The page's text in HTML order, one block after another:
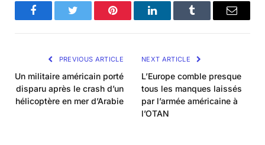
FacebookTwitter Pinterest LinkedInTumblr Email
PREVIOUS ARTICLE
Un militaire américain porté
disparu après le crash d’un
hélicoptère en mer d’Arabie
NEXT ARTICLE
L’Europe comble presque
tous les manques laissés
par l’armée américaine à
l’OTAN